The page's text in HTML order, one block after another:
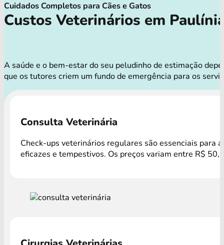
Cuidados Completos para Cães e Gatos
Custos Veterinários em
A saúde e o bem-estar do seu peludinho de estimação
que os tutores criem um fundo de emergência para os
Consulta Veterinária
Check-ups veterinários regulares são essenciais para
eficazes e tempestivos. Os preços variam entre R$